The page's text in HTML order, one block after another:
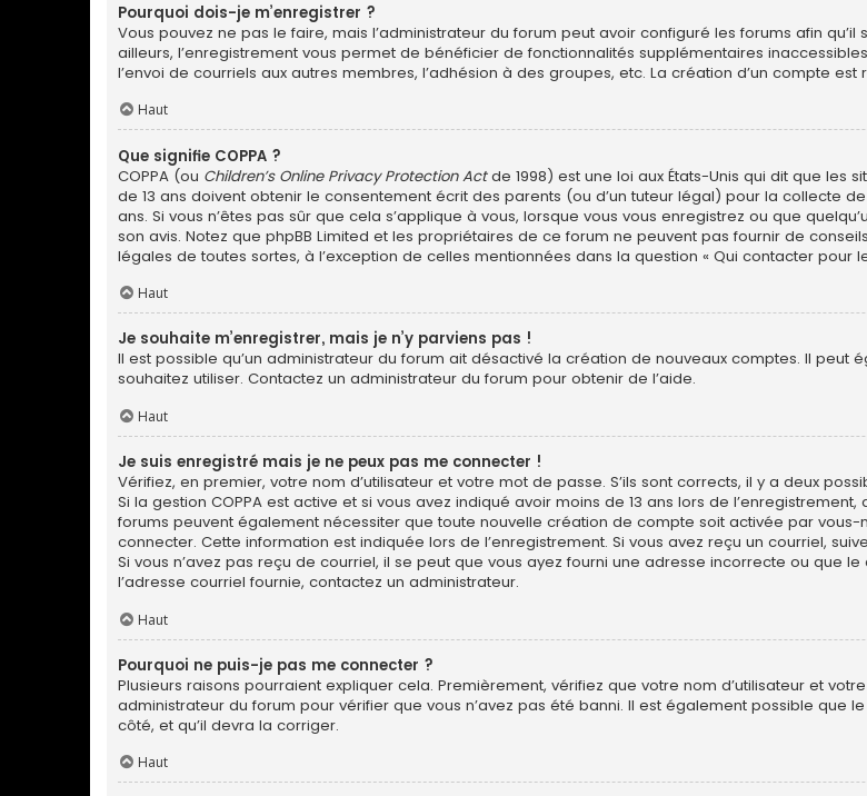
Pourquoi dois-je m’enregistrer ?
Vous pouvez ne pas le faire, mais l’administrateur du forum peut avoir configuré les forums afin
ailleurs, l’enregistrement vous permet de bénéficier de fonctionnalités supplémentaires
l’envoi de courriels aux autres membres, l’adhésion à des groupes, etc. La création d’un compte
Haut
Que signifie COPPA ?
COPPA (ou Children’s Online Privacy Protection Actde 1998) est une loi aux États-Unis qui dit que les
de 13 ans doivent obtenir le consentement écrit des parents (ou d’un tuteur légal) pour la collecte
ans. Si vous n’êtes pas sûr que cela s’applique à vous, lorsque vous vous enregistrez ou que
son avis. Notez que phpBB Limited et les propriétaires de ce forum ne peuvent pas fournir de
légales de toutes sortes, à l’exception de celles mentionnées dans la question « Qui contacter pour
Haut
Je souhaite m’enregistrer, mais je n’y parviens pas !
Il est possible qu’un administrateur du forum ait désactivé la création de nouveaux comptes. Il peut
souhaitez utiliser. Contactez un administrateur du forum pour obtenir de l’aide.
Haut
Je suis enregistré mais je ne peux pas me connecter !
Vérifiez, en premier, votre nom d’utilisateur et votre mot de passe. S’ils sont corrects, il y a deux
Si la gestion COPPA est active et si vous avez indiqué avoir moins de 13 ans lors de
forums peuvent également nécessiter que toute nouvelle création de compte soit activée par
connecter. Cette information est indiquée lors de l’enregistrement. Si vous avez reçu un courriel,
Si vous n’avez pas reçu de courriel, il se peut que vous ayez fourni une adresse incorrecte ou que
l’adresse courriel fournie, contactez un administrateur.
Haut
Pourquoi ne puis-je pas me connecter ?
Plusieurs raisons pourraient expliquer cela. Premièrement, vérifiez que votre nom d’utilisateur et
administrateur du forum pour vérifier que vous n’avez pas été banni. Il est également possible que
côté, et qu’il devra la corriger.
Haut